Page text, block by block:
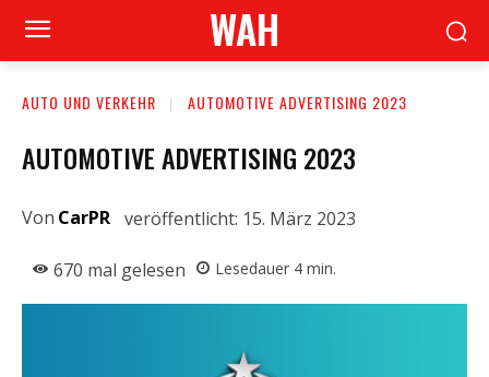
WAH
AUTO UND VERKEHR AUTOMOTIVE ADVERTISING 2023
AUTOMOTIVE ADVERTISING 2023
Von CarPR veröffentlicht: 15. März 2023
670 mal gelesen Lesedauer 4 min.